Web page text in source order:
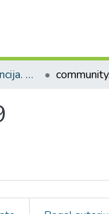
Sapiegų korespondencija. F139